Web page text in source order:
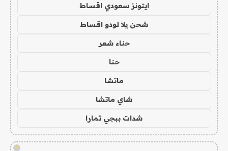
ايتونز سعودي اقساط
شحن يلا لودو اقساط
حناء شعر
حنا
ماتشا
شاي ماتشا
شدات ببجي تمارا
!